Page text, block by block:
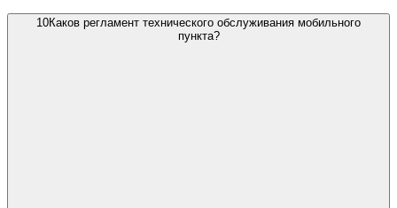
10Каков регламент технического обслуживания мобильного
пункта?